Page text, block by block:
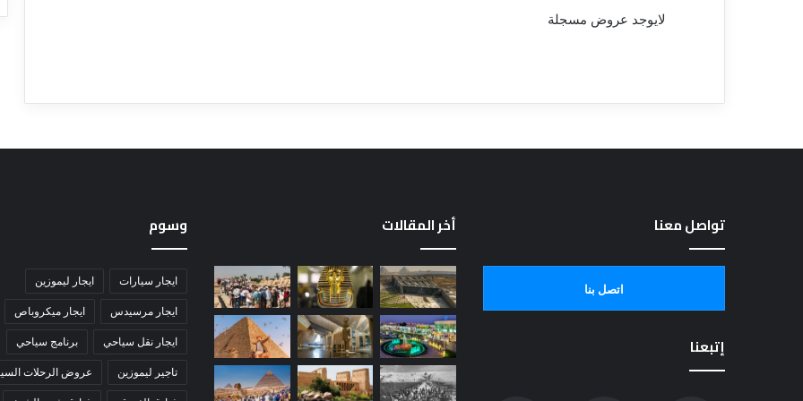
لايوجد عروض مسجلة
تواصل معنا
اتصل بنا
إتبعنا
أخر المقالات وسوم
ايجار سيارات ايجار ليموزين
ايجار مرسيدس ايجار ميكروباص
ايجار نقل سياحي برنامج سياحي
تاجير ليموزين عروض الرحلات